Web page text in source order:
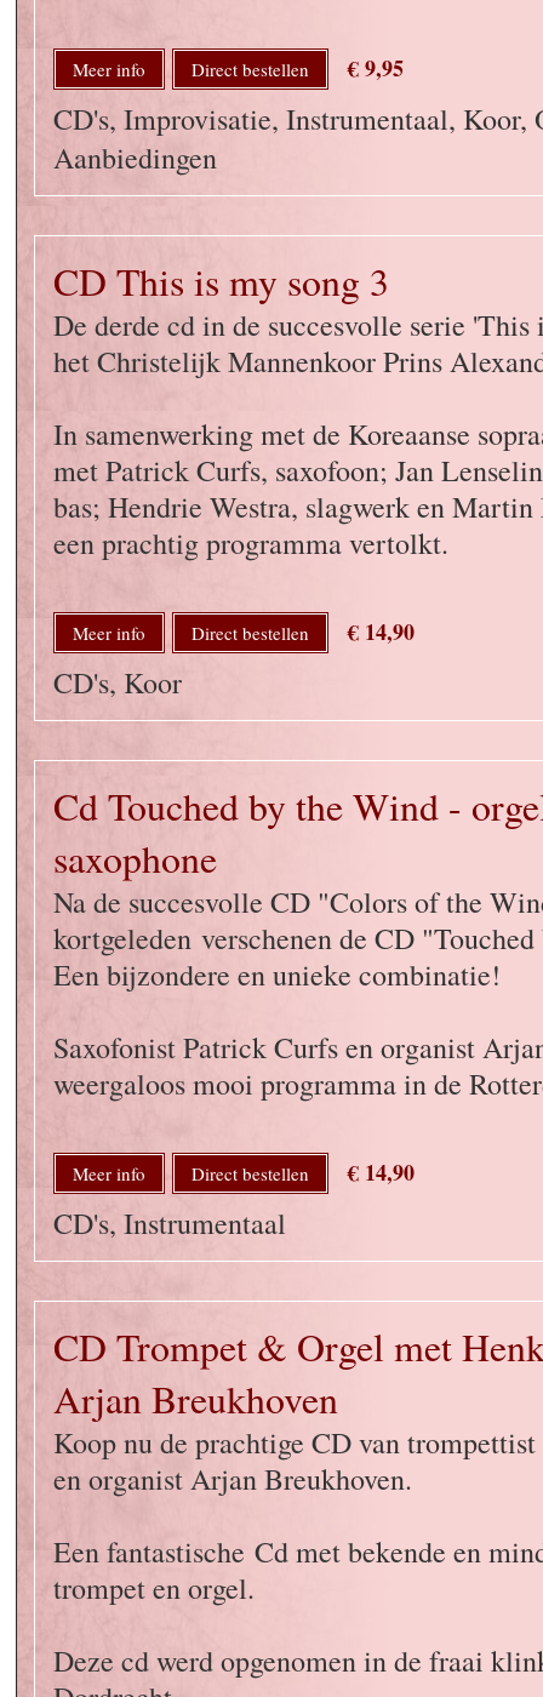
Meer info Direct bestellen € 9,95
CD's, Improvisatie, Instrumentaal, Koor,
Aanbiedingen
CD This is my song 3
De derde cd in de succesvolle serie 'This
het Christelijk Mannenkoor Prins
In samenwerking met de Koreaanse
met Patrick Curfs, saxofoon; Jan
bas; Hendrie Westra, slagwerk en
een prachtig programma vertolkt.
Meer info Direct bestellen € 14,90
CD's, Koor
Cd Touched by the Wind -
saxophone
Na de succesvolle CD "Colors of the
kortgeleden verschenen de CD
Een bijzondere en unieke combinatie!
Saxofonist Patrick Curfs en organist
weergaloos mooi programma in de
Meer info Direct bestellen € 14,90
CD's, Instrumentaal
CD Trompet & Orgel met
Arjan Breukhoven
Koop nu de prachtige CD van
en organist Arjan Breukhoven.
Een fantastische Cd met bekende en
trompet en orgel.
Deze cd werd opgenomen in de fraai